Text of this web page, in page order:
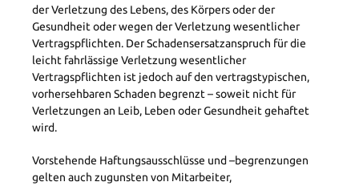
der Verletzung des Lebens, des Körpers oder der
Gesundheit oder wegen der Verletzung wesentlicher
Vertragspflichten. Der Schadensersatzanspruch für die
leicht fahrlässige Verletzung wesentlicher
Vertragspflichten ist jedoch auf den vertragstypischen,
vorhersehbaren Schaden begrenzt – soweit nicht für
Verletzungen an Leib, Leben oder Gesundheit gehaftet
wird.
Vorstehende Haftungsausschlüsse und –begrenzungen
gelten auch zugunsten von Mitarbeiter,